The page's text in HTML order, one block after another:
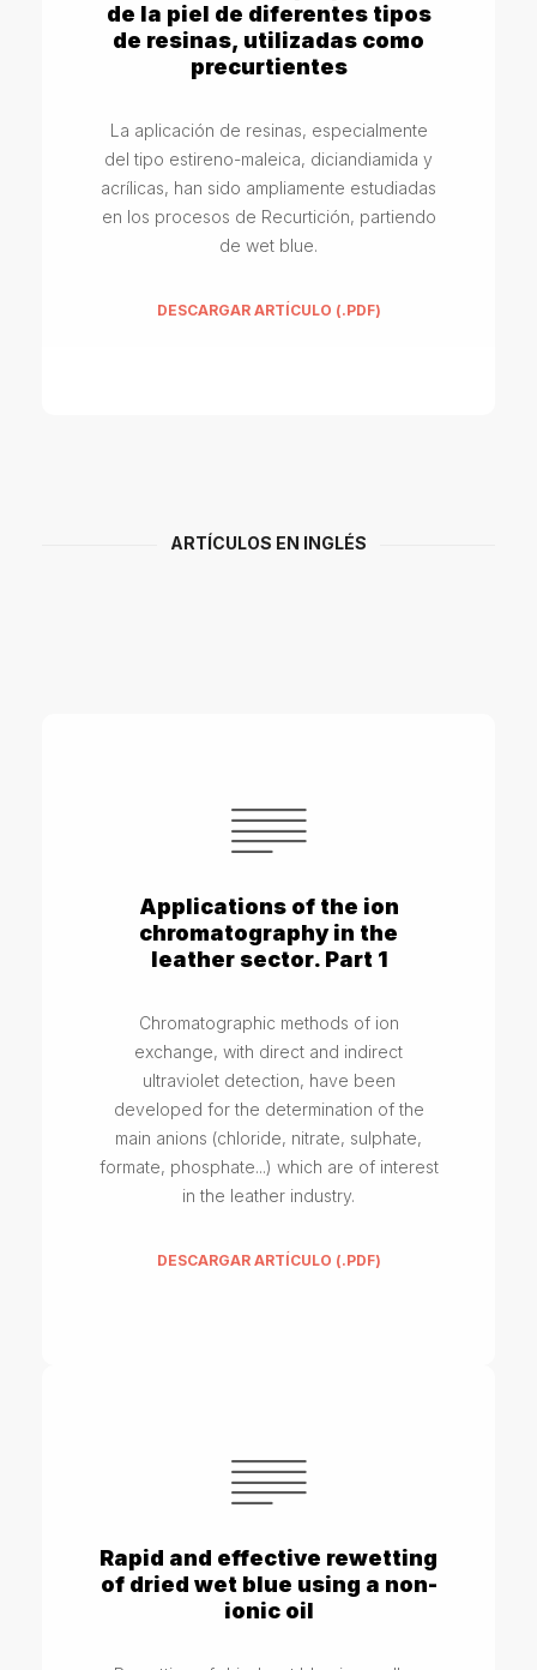
de la piel de diferentes tipos
de resinas, utilizadas como
precurtientes
La aplicación de resinas, especialmente
del tipo estireno-maleica, diciandiamida y
acrílicas, han sido ampliamente estudiadas
en los procesos de Recurtición, partiendo
de wet blue.
DESCARGAR ARTÍCULO (.PDF)
ARTÍCULOS EN INGLÉS
Applications of the ion
chromatography in the
leather sector. Part 1
Chromatographic methods of ion
exchange, with direct and indirect
ultraviolet detection, have been
developed for the determination of the
main anions (chloride, nitrate, sulphate,
formate, phosphate...) which are of interest
in the leather industry.
DESCARGAR ARTÍCULO (.PDF)
Rapid and effective rewetting
of dried wet blue using a non-
ionic oil